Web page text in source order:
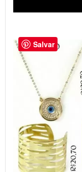
Salvar